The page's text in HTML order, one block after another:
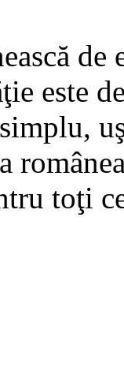
este
toţi